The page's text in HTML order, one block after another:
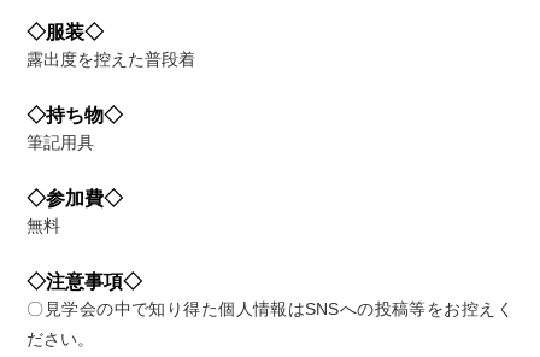
◇服装◇
露出度を控えた普段着
◇持ち物◇
筆記用具
◇参加費◇
無料
◇注意事項◇
〇見学会の中で知り得た個人情報はSNSへの投稿等をお控えく
ださい。